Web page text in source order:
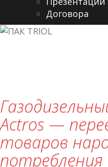
Договора
Actros —
товаров
потребления